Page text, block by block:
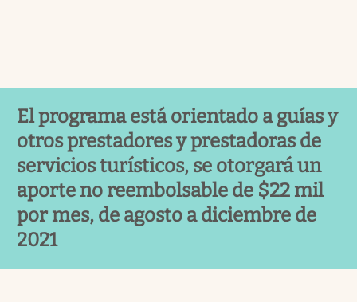
El programa está orientado a guías y
otros prestadores y prestadoras de
servicios turísticos, se otorgará un
aporte no reembolsable de $22 mil
por mes, de agosto a diciembre de
2021